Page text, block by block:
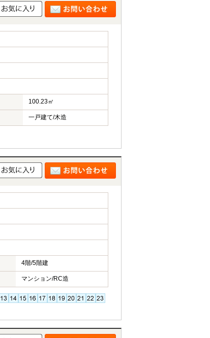
100.23㎡
一戸建て/木造
4階/5階建
マンション/RC造